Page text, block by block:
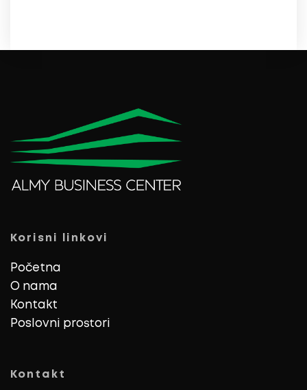
Korisni linkovi
Početna
O nama
Kontakt
Poslovni prostori
Kontakt